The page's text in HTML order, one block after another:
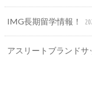
IMG長期留学情報！
アスリートブランド